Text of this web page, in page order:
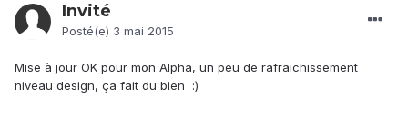
Invité
Posté(e) 3 mai 2015
Mise à jour OK pour mon Alpha, un peu de rafraichissement
niveau design, ça fait du bien :)